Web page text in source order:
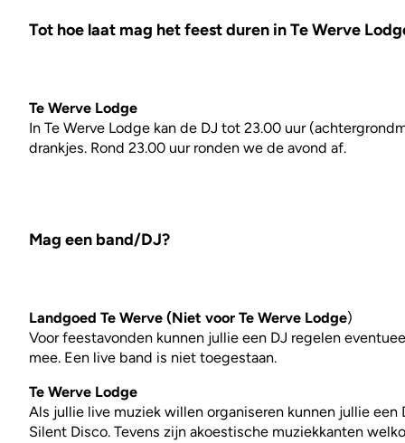
Tot hoe laat mag het feest duren in Te Werve
Te Werve Lodge
In Te Werve Lodge kan de DJ tot 23.00 uur
drankjes. Rond 23.00 uur ronden we de avond af.
Mag een band/DJ?
Landgoed Te Werve (Niet voor Te Werve Lodge)
Voor feestavonden kunnen jullie een DJ regelen
mee. Een live band is niet toegestaan.
Te Werve Lodge
Als jullie live muziek willen organiseren kunnen jullie
Silent Disco. Tevens zijn akoestische muziekkanten